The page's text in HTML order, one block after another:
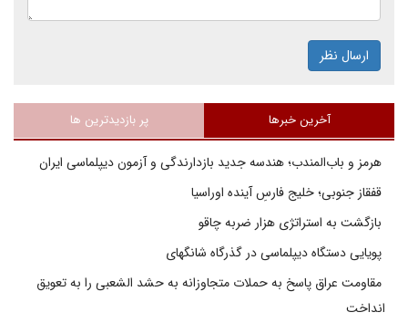
ارسال نظر
آخرین خبرها پر بازدیدترین ها
هرمز و باب‌المندب؛ هندسه جدید بازدارندگی و آزمون دیپلماسی ایران
قفقاز جنوبی؛ خلیج فارسِ آینده اوراسیا
بازگشت به استراتژی هزار ضربه چاقو
پویایی دستگاه دیپلماسی در گذرگاه شانگهای
مقاومت عراق پاسخ به حملات متجاوزانه به حشد الشعبی را به تعویق
انداخت